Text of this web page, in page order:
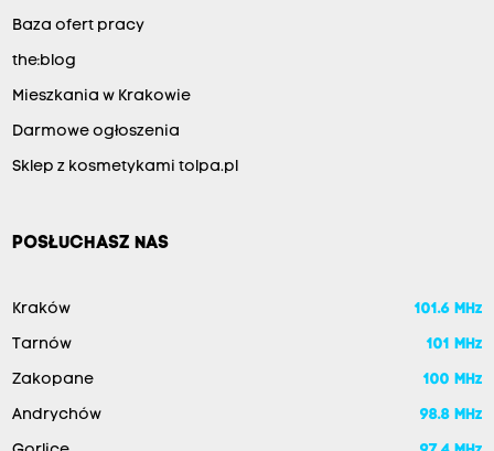
Baza ofert pracy
the:blog
Mieszkania w Krakowie
Darmowe ogłoszenia
Sklep z kosmetykami tolpa.pl
POSŁUCHASZ NAS
Kraków 101.6 MHz
Tarnów 101 MHz
Zakopane 100 MHz
Andrychów 98.8 MHz